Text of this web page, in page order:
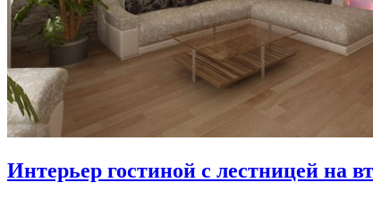
Интерьер гостиной с лестницей на